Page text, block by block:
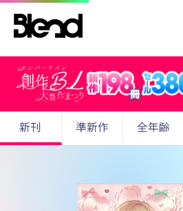
新刊 準新作 全年齢